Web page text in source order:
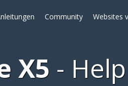
Community Websites
X5